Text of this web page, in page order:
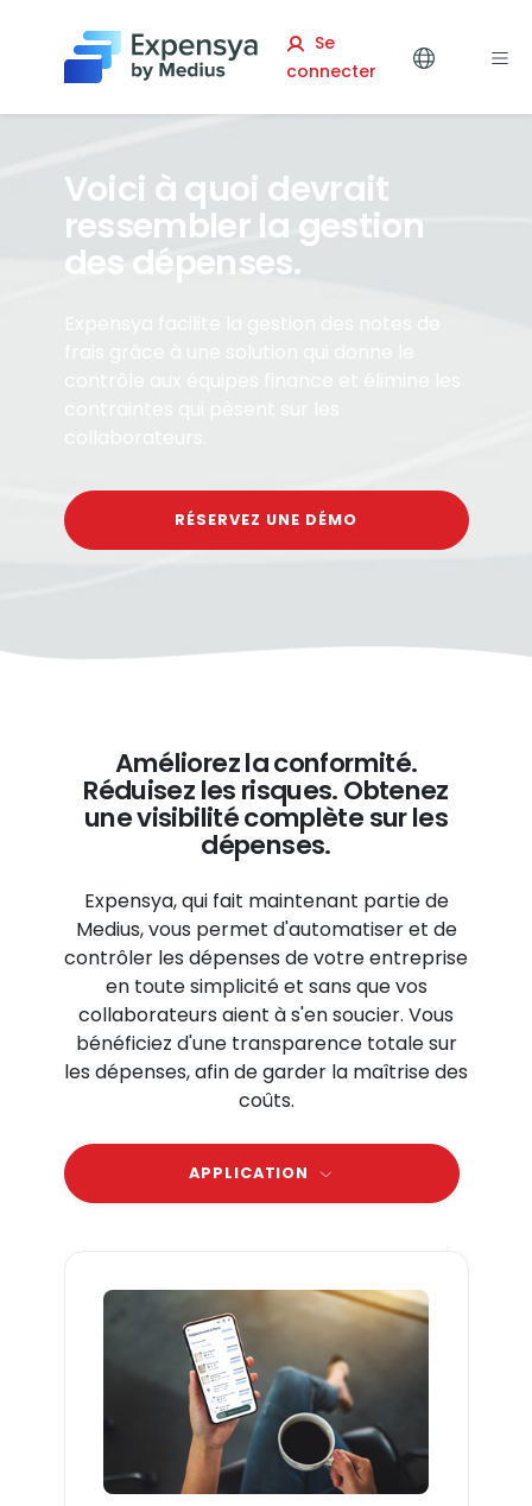
Expensya
Se
connecter
Voici à quoi devrait
ressembler la gestion
des dépenses.
RÉSERVEZ UNE DÉMO
Améliorez la conformité.
Réduisez les risques. Obtenez
une visibilité complète sur les
dépenses.
Expensya, qui fait maintenant partie de
Medius, vous permet d'automatiser et de
contrôler les dépenses de votre entreprise
en toute simplicité et sans que vos
collaborateurs aient à s'en soucier. Vous
bénéficiez d'une transparence totale sur
les dépenses, afin de garder la maîtrise des
coûts.
APPLICATION